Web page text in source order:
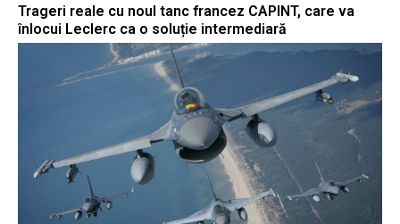
Trageri reale cu noul tanc francez CAPINT, care va
înlocui Leclerc ca o soluție intermediară